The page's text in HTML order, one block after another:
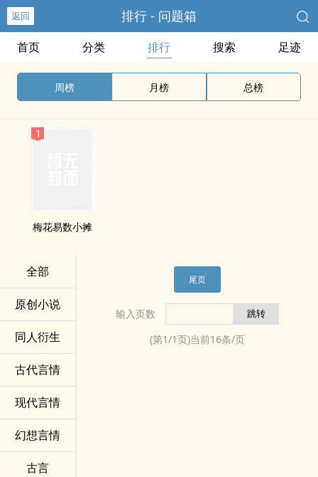
返回 排行 - 问题箱
首页 分类 排行 搜索 足迹
周榜 月榜 总榜
梅花易数小摊
全部
原创小说
同人衍生
古代言情
现代言情
幻想言情
古言
尾页
输入页数
(第1/1页)当前16条/页